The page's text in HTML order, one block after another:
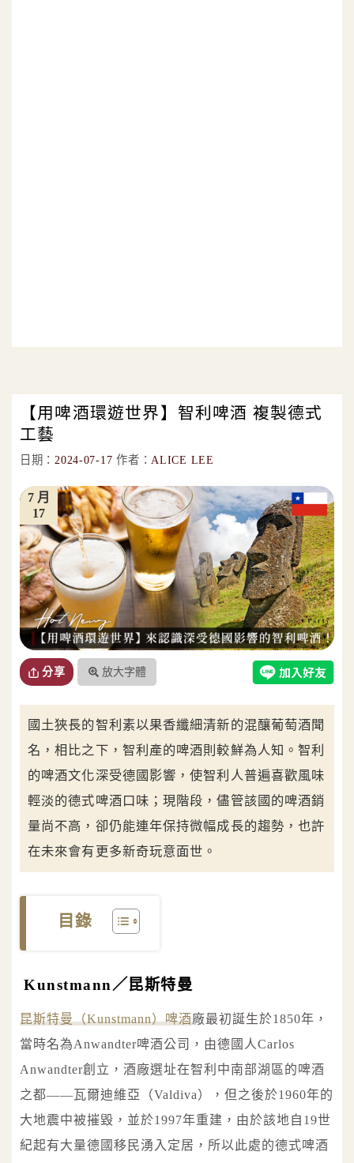
【用啤酒環遊世界】智利啤酒 複製德式
工藝
日期： 2024-07-17 作者： ALICE LEE
17
7 月
分享 放大字體
國土狹長的智利素以果香纖細清新的混釀葡萄酒聞
名，相比之下，智利產的啤酒則較鮮為人知。智利
的啤酒文化深受德國影響，使智利人普遍喜歡風味
輕淡的德式啤酒口味；現階段，儘管該國的啤酒銷
量尚不高，卻仍能連年保持微幅成長的趨勢，也許
在未來會有更多新奇玩意面世。
目錄
Kunstmann／昆斯特曼
昆斯特曼（Kunstmann）啤酒廠最初誕生於1850年，
當時名為Anwandter啤酒公司，由德國人Carlos
Anwandter創立，酒廠選址在智利中南部湖區的啤酒
之都——瓦爾迪維亞（Valdiva），但之後於1960年的
大地震中被摧毀，並於1997年重建，由於該地自19世
紀起有大量德國移民湧入定居，所以此處的德式啤酒